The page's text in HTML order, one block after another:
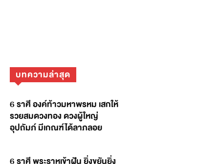
บทความล่าสุด
6 ราศี องค์ท้าวมหาพรหม เสกให้
รวยสมดวงทอง ดวงผู้ใหญ่
อุปถัมภ์ มีเกณฑ์ได้ลาภลอย